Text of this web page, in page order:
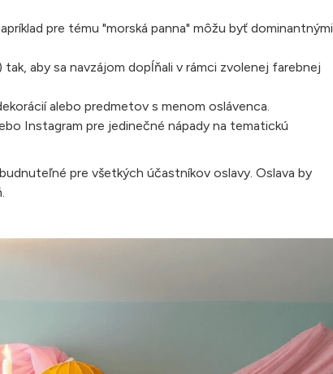
pre tému "morská panna" môžu byť dominantnými
aby sa navzájom dopĺňali v rámci zvolenej farebnej
alebo predmetov s menom oslávenca.
Instagram pre jedinečné nápady na tematickú
pre všetkých účastníkov oslavy. Oslava by